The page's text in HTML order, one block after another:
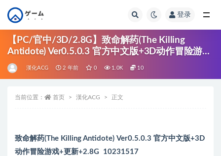
登录
【PC/官中/3D/2.8G】致命解药(The Killing
Antidote) Ver0.5.0.3 官方中文版+3D动作冒险游戏
+更新+2.8G
漢化ACG 2 年前 0 1.0K 10
当前位置： 首页 漢化ACG 正文
致命解药(The Killing Antidote) Ver0.5.0.3 官方中文版+3D
动作冒险游戏+更新+2.8G 10231517